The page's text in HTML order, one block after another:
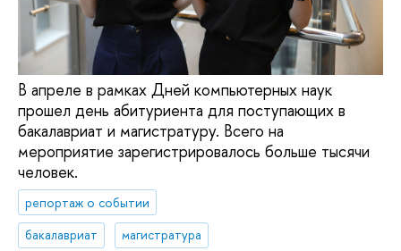
В апреле в рамках Дней компьютерных наук
прошел день абитуриента для поступающих в
бакалавриат и магистратуру. Всего на
мероприятие зарегистрировалось больше тысячи
человек.
репортаж о событии
бакалавриат
магистратура